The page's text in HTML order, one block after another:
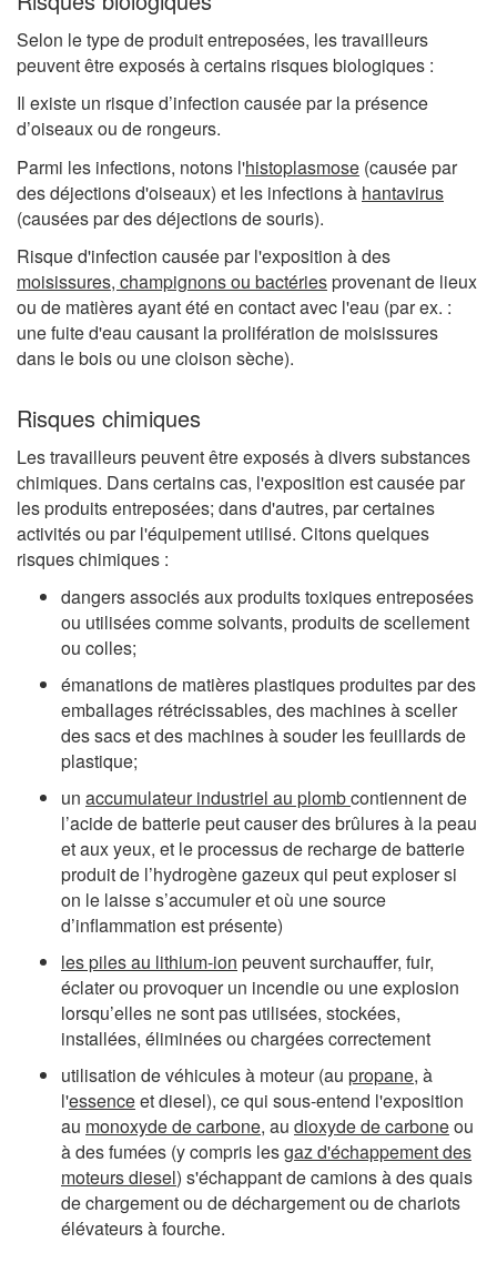
Selon le type de produit entreposées, les travailleurs
peuvent être exposés à certains risques biologiques :
Il existe un risque d’infection causée par la présence
d’oiseaux ou de rongeurs.
Parmi les infections, notons l'histoplasmose (causée par
des déjections d'oiseaux) et les infections à hantavirus
(causées par des déjections de souris).
Risque d'infection causée par l'exposition à des
moisissures, champignons ou bactériesprovenant de lieux
ou de matières ayant été en contact avec l'eau (par ex. :
une fuite d'eau causant la prolifération de moisissures
dans le bois ou une cloison sèche).
Risques chimiques
Les travailleurs peuvent être exposés à divers substances
chimiques. Dans certains cas, l'exposition est causée par
les produits entreposées; dans d'autres, par certaines
activités ou par l'équipement utilisé. Citons quelques
risques chimiques :
dangers associés aux produits toxiques entreposées
ou utilisées comme solvants, produits de scellement
ou colles;
émanations de matières plastiques produites par des
emballages rétrécissables, des machines à sceller
des sacs et des machines à souder les feuillards de
plastique;
un accumulateur industriel au plombcontiennent de
l’acide de batterie peut causer des brûlures à la peau
et aux yeux, et le processus de recharge de batterie
produit de l’hydrogène gazeux qui peut exploser si
on le laisse s’accumuler et où une source
d’inflammation est présente)
les piles au lithium-ion peuvent surchauffer, fuir,
éclater ou provoquer un incendie ou une explosion
lorsqu’elles ne sont pas utilisées, stockées,
installées, éliminées ou chargées correctement
utilisation de véhicules à moteur (au propane, à
l'essenceet diesel), ce qui sous-entend l'exposition
au monoxyde de carbone, au dioxyde de carboneou
à des fumées (y compris lesgaz d'échappement des
moteurs diesel) s'échappant de camions à des quais
de chargement ou de déchargement ou de chariots
élévateurs à fourche.